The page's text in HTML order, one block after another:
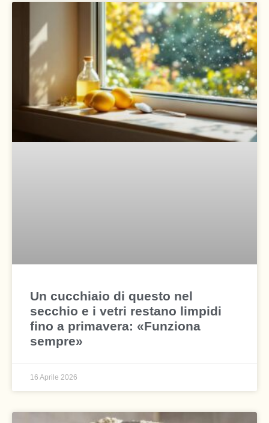
Un cucchiaio di questo nel
secchio e i vetri restano limpidi
fino a primavera: «Funziona
sempre»
16 Aprile 2026